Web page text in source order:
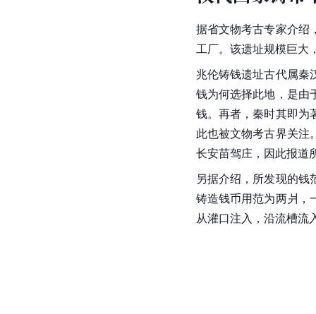
据省文物考古专家介绍
工厂。该遗址规模巨大
兆伦铸钱遗址古代属秦
钱为何选择此地，是由
钱。再者，秦时其即为
此也被文物考古界关注
长安苗驾庄，因此报道
另据介绍，所发现的钱
铸造钱币用范为两爿，
从灌口注入，沿流槽流